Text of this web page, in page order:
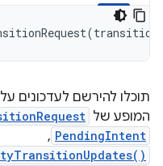
(
תוכלו להירשם לעדכונים
המופע של
PendingIntent
,